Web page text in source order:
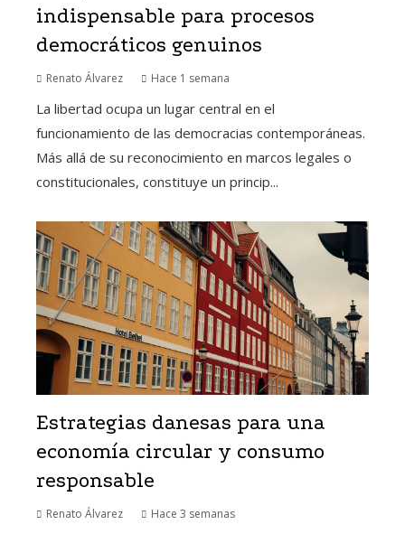
indispensable para procesos
democráticos genuinos
Renato Álvarez Hace 1 semana
La libertad ocupa un lugar central en el
funcionamiento de las democracias contemporáneas.
Más allá de su reconocimiento en marcos legales o
constitucionales, constituye un princip...
Estrategias danesas para una
economía circular y consumo
responsable
Renato Álvarez Hace 3 semanas